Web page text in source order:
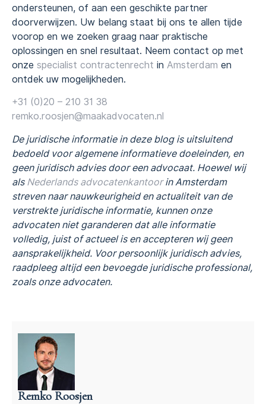
ondersteunen, of aan een geschikte partner
doorverwijzen. Uw belang staat bij ons te allen tijde
voorop en we zoeken graag naar praktische
oplossingen en snel resultaat. Neem contact op met
onze specialist contractenrecht in Amsterdam en
ontdek uw mogelijkheden.
+31 (0)20 – 210 31 38
remko.roosjen@maakadvocaten.nl
De juridische informatie in deze blog is uitsluitend
bedoeld voor algemene informatieve doeleinden, en
geen juridisch advies door een advocaat. Hoewel wij
als Nederlands advocatenkantoorin Amsterdam
streven naar nauwkeurigheid en actualiteit van de
verstrekte juridische informatie, kunnen onze
advocaten niet garanderen dat alle informatie
volledig, juist of actueel is en accepteren wij geen
aansprakelijkheid. Voor persoonlijk juridisch advies,
raadpleeg altijd een bevoegde juridische professional,
zoals onze advocaten.
Remko Roosjen
Advocaat voor procedures